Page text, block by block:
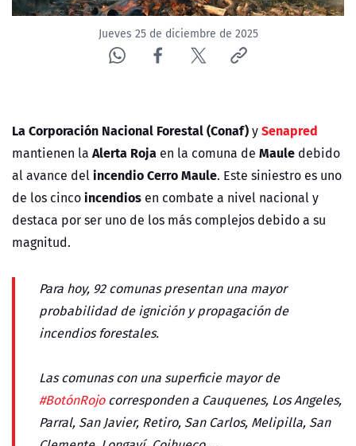
Jueves 25 de diciembre de 2025
La Corporación Nacional Forestal (Conaf)ySenapred
mantienen la Alerta Roja en la comuna de Maule debido
al avance delincendio Cerro Maule. Este siniestro es uno
de los cincoincendios en combate a nivel nacional y
destaca por ser uno de los más complejos debido a su
magnitud.
Para hoy, 92 comunas presentan una mayor
probabilidad de ignición y propagación de
incendios forestales.
Las comunas con una superficie mayor de
#BotónRojocorresponden a Cauquenes, Los Angeles,
Parral, San Javier, Retiro, San Carlos, Melipilla, San